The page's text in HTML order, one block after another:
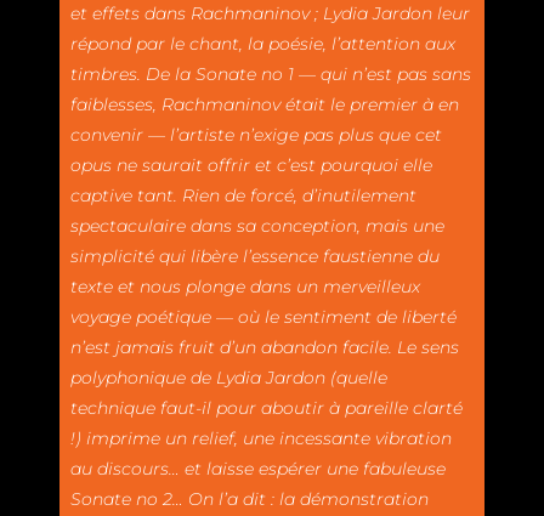
et effets dans Rachmaninov ; Lydia Jardon leur
répond par le chant, la poésie, l’attention aux
timbres. De la Sonate no 1 — qui n’est pas sans
faiblesses, Rachmaninov était le premier à en
convenir — l’artiste n’exige pas plus que cet
opus ne saurait offrir et c’est pourquoi elle
captive tant. Rien de forcé, d’inutilement
spectaculaire dans sa conception, mais une
simplicité qui libère l’essence faustienne du
texte et nous plonge dans un merveilleux
voyage poétique — où le sentiment de liberté
n’est jamais fruit d’un abandon facile. Le sens
polyphonique de Lydia Jardon (quelle
technique faut-il pour aboutir à pareille clarté
!) imprime un relief, une incessante vibration
au discours… et laisse espérer une fabuleuse
Sonate no 2… On l’a dit : la démonstration